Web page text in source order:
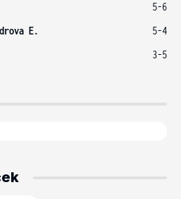
5-6
E.
5-4
3-5